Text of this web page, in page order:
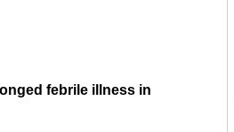
febrile illness in